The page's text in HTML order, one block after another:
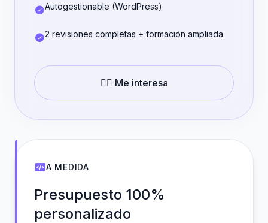
Autogestionable (WordPress)
2 revisiones completas + formación ampliada
👉🏼 Me interesa
A MEDIDA
Presupuesto 100%
personalizado